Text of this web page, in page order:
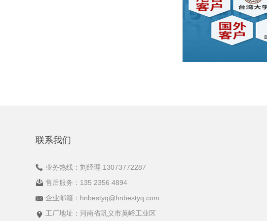
联系我们
业务热线：刘经理 13073772287
售后服务：135 2356 4894
企业邮箱：hnbestyq@hnbestyq.com
工厂地址：河南省巩义市英峪工业区